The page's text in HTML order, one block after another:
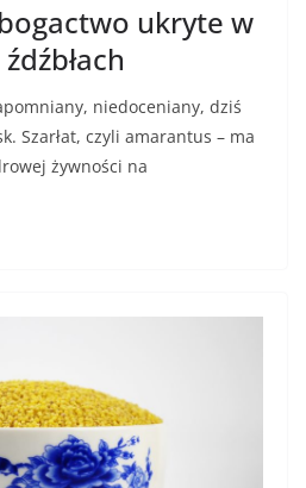
ukryte w
niedoceniany, dziś
Szarłat, czyli amarantus – ma
żywności na